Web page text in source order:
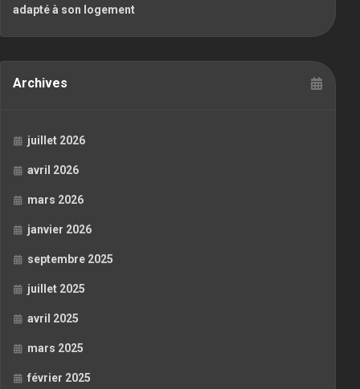
adapté à son logement
Archives
juillet 2026
avril 2026
mars 2026
janvier 2026
septembre 2025
juillet 2025
avril 2025
mars 2025
février 2025